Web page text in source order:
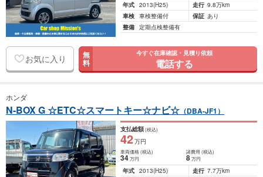
年式 2013(H25) 走行 9.8万km
車検 車検整備付 保証 あり
整備 定期点検整備有
お気に入り 無
料
今すぐ在庫確認・見積り依頼
電話する
ホンダ
N-BOX G ☆ETC☆スマートキー☆ナビ☆ （DBA-JF1）
支払総額(税込)
42万円
車両価格(税込)
34万円
諸費用 (税込)
8 万円
年式 2013(H25) 走行 7.7万km